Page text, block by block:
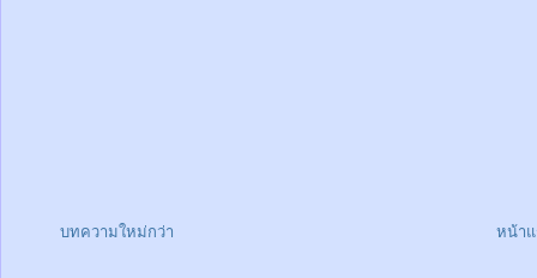
บทความใหม่กว่า หน้า